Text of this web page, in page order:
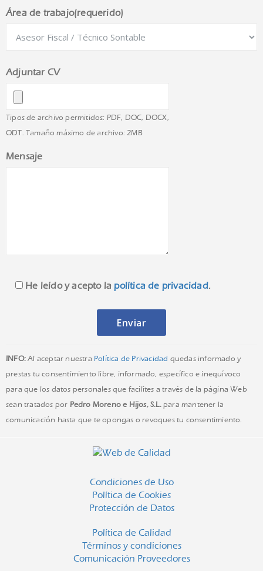
Área de trabajo(requerido)
Adjuntar CV
Tipos de archivo permitidos: PDF, DOC, DOCX,
ODT. Tamaño máximo de archivo: 2MB
Mensaje
He leído y acepto la política de privacidad.
INFO: Al aceptar nuestra Política de Privacidad quedas informado y
prestas tu consentimiento libre, informado, específico e inequívoco
para que los datos personales que facilites a través de la página Web
sean tratados por Pedro Moreno e Hijos, S.L.para mantener la
comunicación hasta que te opongas o revoques tu consentimiento.
Condiciones de Uso
Política de Cookies
Protección de Datos
Política de Calidad
Términos y condiciones
Comunicación Proveedores